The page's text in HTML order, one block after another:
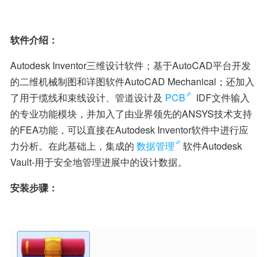
软件介绍：
Autodesk Inventor三维设计软件；基于AutoCAD平台开发
的二维机械制图和详图软件AutoCAD Mechanical；还加入
了用于缆线和束线设计、管道设计及 PCB
IDF文件输入
的专业功能模块，并加入了由业界领先的ANSYS技术支持
的FEA功能，可以直接在Autodesk Inventor软件中进行应
力分析。在此基础上，集成的 数据管理
软件Autodesk
Vault-用于安全地管理进展中的设计数据。
安装步骤：